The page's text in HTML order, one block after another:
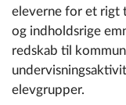
eleverne for et rigt
og indholdsrige
redskab til
elevgrupper.